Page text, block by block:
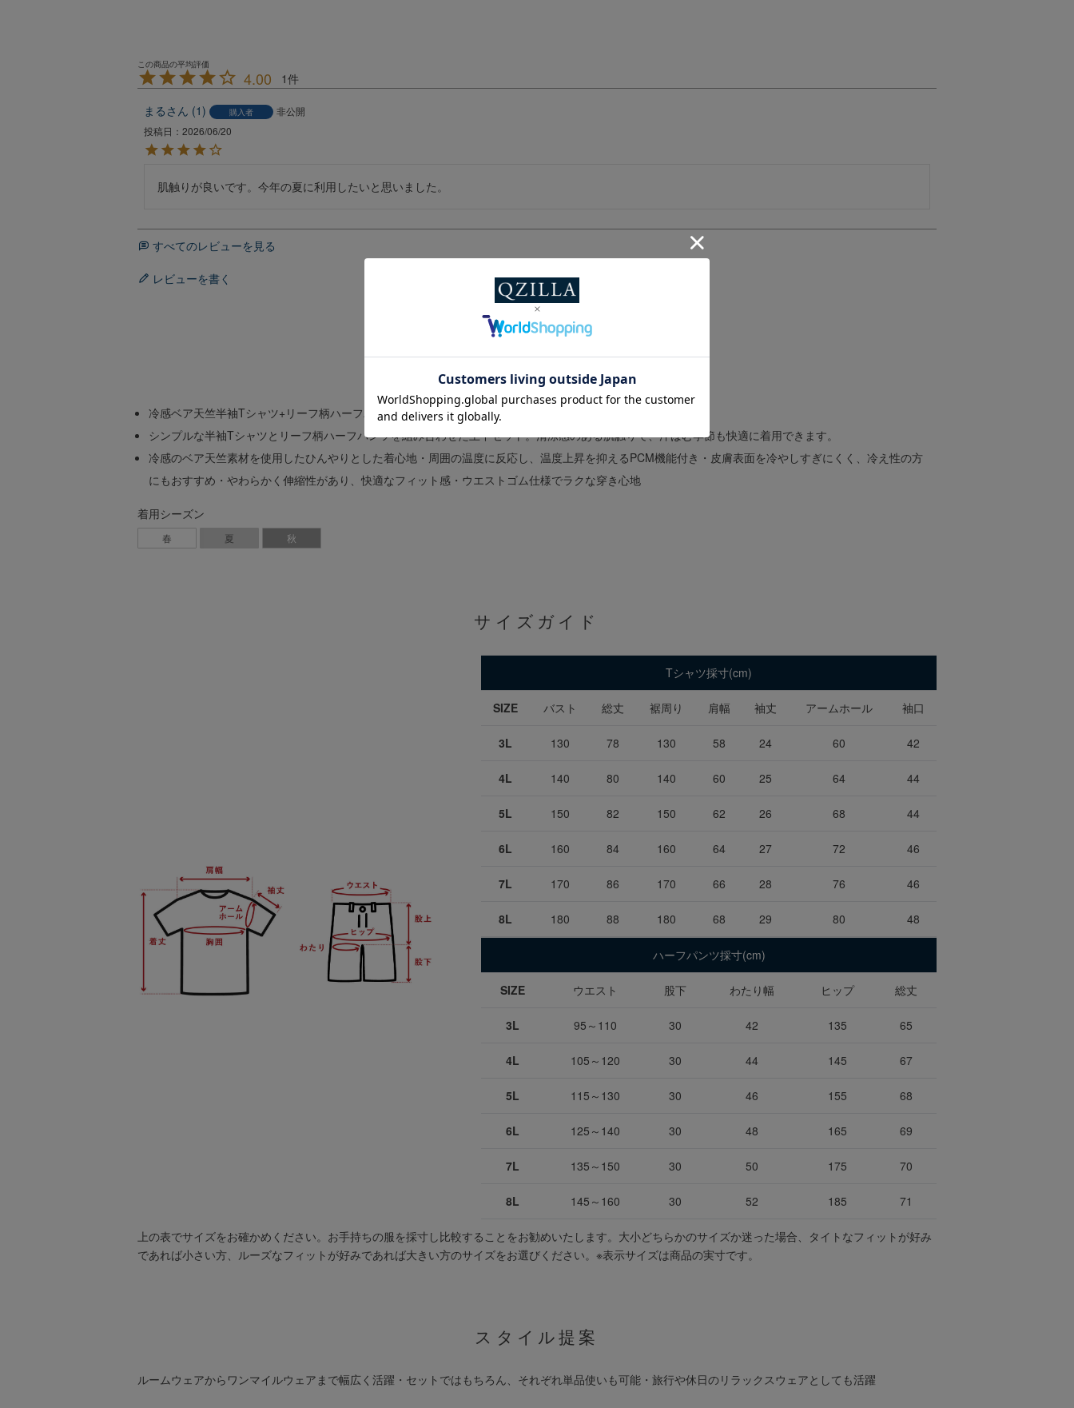
4.00
1
まる
1 購入者
非公開
投稿日
2026/06/20
肌触りが良いです。今年の夏に利用したいと思いました。
すべてのレビューを見る
レビューを書く
冷感ベア天竺半袖Tシャツ+リーフ柄ハーフパンツが登場。
シンプルな半袖Tシャツとリーフ柄ハーフパンツを組み合わせた上下セット。清涼感のある肌触りで、汗ばむ季節も快適に着用できます。
冷感のベア天竺素材を使用したひんやりとした着心地・周囲の温度に反応し、温度上昇を抑えるPCM機能付き・皮膚表面を冷やしすぎにくく、冷え性の方
にもおすすめ・やわらかく伸縮性があり、快適なフィット感・ウエストゴム仕様でラクな穿き心地
着用シーズン
春 夏 秋
サイズガイド
Tシャツ採寸(cm)
SIZE バスト 総丈 裾周り 肩幅 袖丈 アームホール 袖口
3L 130 78 130 58 24 60 42
4L 140 80 140 60 25 64 44
5L 150 82 150 62 26 68 44
6L 160 84 160 64 27 72 46
7L 170 86 170 66 28 76 46
8L 180 88 180 68 29 80 48
ハーフパンツ採寸(cm)
SIZE ウエスト 股下 わたり幅 ヒップ 総丈
3L 95～110 30 42 135 65
4L 105～120 30 44 145 67
5L 115～130 30 46 155 68
6L 125～140 30 48 165 69
7L 135～150 30 50 175 70
8L 145～160 30 52 185 71
上の表でサイズをお確かめください。お手持ちの服を採寸し比較することをお勧めいたします。大小どちらかのサイズか迷った場合、タイトなフィットが好み
であれば小さい方、ルーズなフィットが好みであれば大きい方のサイズをお選びください。 ※表示サイズは商品の実寸です。
スタイル提案
ルームウェアからワンマイルウェアまで幅広く活躍・セットではもちろん、それぞれ単品使いも可能・旅行や休日のリラックスウェアとしても活躍